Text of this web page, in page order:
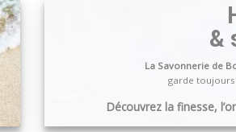
&
La Savonnerie de
garde toujours
Découvrez la finesse,